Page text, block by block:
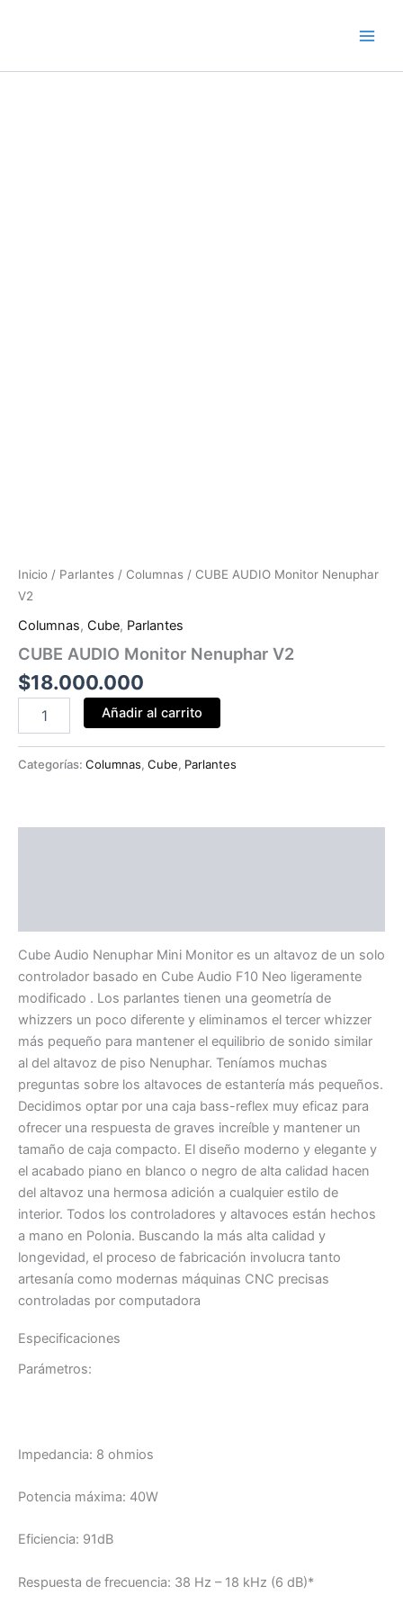
Inicio / Parlantes / Columnas / CUBE AUDIO Monitor Nenuphar
V2
Columnas, Cube, Parlantes
CUBE AUDIO Monitor Nenuphar V2
$18.000.000
Añadir al carrito
Categorías: Columnas, Cube, Parlantes
Cube Audio Nenuphar Mini Monitor es un altavoz de un solo
controlador basado en Cube Audio F10 Neo ligeramente
modificado . Los parlantes tienen una geometría de
whizzers un poco diferente y eliminamos el tercer whizzer
más pequeño para mantener el equilibrio de sonido similar
al del altavoz de piso Nenuphar. Teníamos muchas
preguntas sobre los altavoces de estantería más pequeños.
Decidimos optar por una caja bass-reflex muy eficaz para
ofrecer una respuesta de graves increíble y mantener un
tamaño de caja compacto. El diseño moderno y elegante y
el acabado piano en blanco o negro de alta calidad hacen
del altavoz una hermosa adición a cualquier estilo de
interior. Todos los controladores y altavoces están hechos
a mano en Polonia. Buscando la más alta calidad y
longevidad, el proceso de fabricación involucra tanto
artesanía como modernas máquinas CNC precisas
controladas por computadora
Especificaciones
Parámetros:
Impedancia: 8 ohmios
Potencia máxima: 40W
Eficiencia: 91dB
Respuesta de frecuencia: 38 Hz – 18 kHz (6 dB)*